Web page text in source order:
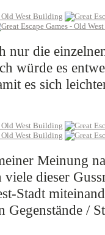
nur die
würde es
es sich
Meinung
dieser
Stadt
Gegenstände /